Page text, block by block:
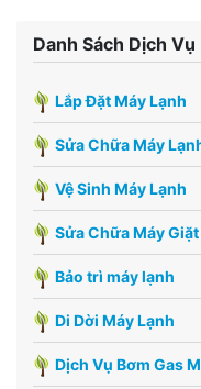
Danh Sách Dịch Vụ
Lắp Đặt Máy Lạnh
Sửa Chữa Máy
Vệ Sinh Máy Lạnh
Sửa Chữa Máy Giặt
Bảo trì máy lạnh
Di Dời Máy Lạnh
Dịch Vụ Bơm Gas